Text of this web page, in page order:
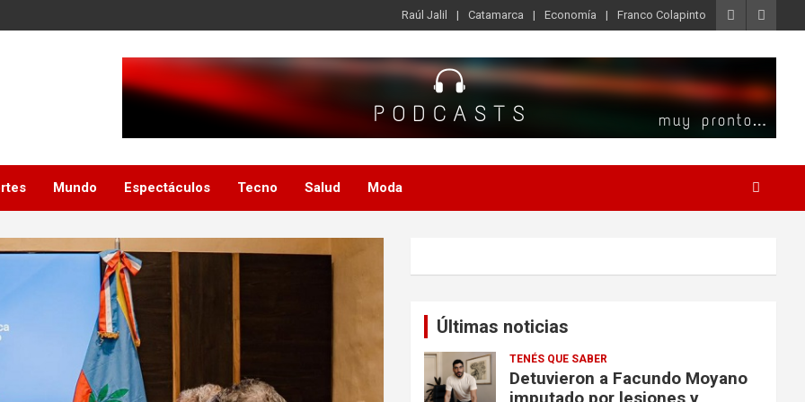
Raúl Jalil Catamarca Economía Franco Colapinto
Mundo Espectáculos Tecno Salud Moda
Últimas noticias
TENÉS QUE SABER
Detuvieron a Facundo Moyano